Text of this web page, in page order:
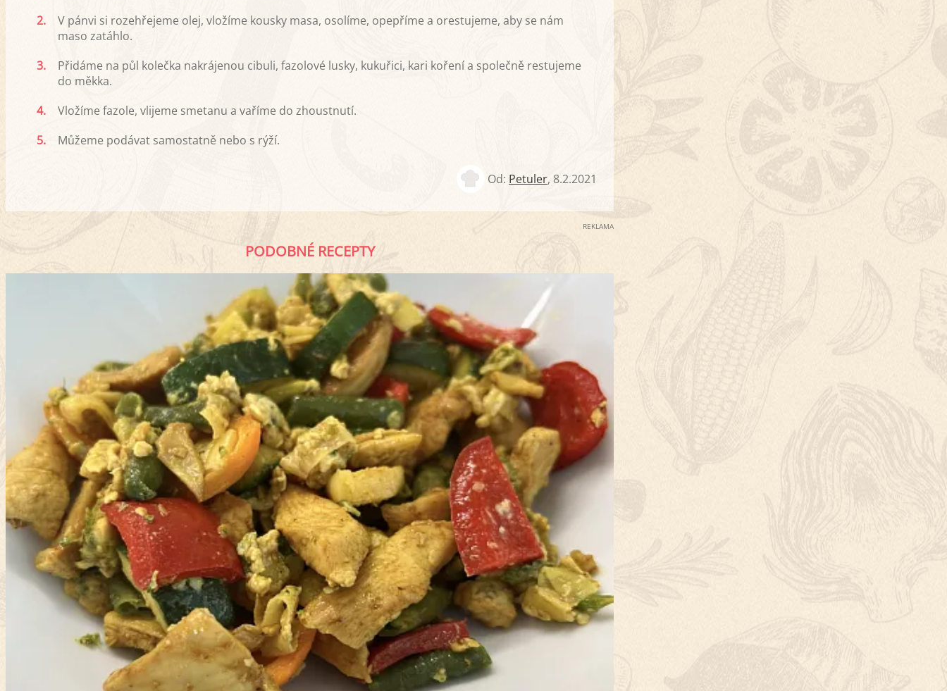
2.
V pánvi si rozehřejeme olej, vložíme kousky masa, osolíme, opepříme a orestujeme, aby se nám
maso zatáhlo.
3.
Přidáme na půl kolečka nakrájenou cibuli, fazolové lusky, kukuřici, kari koření a společně restujeme
do měkka.
4.
Vložíme fazole, vlijeme smetanu a vaříme do zhoustnutí.
5.
Můžeme podávat samostatně nebo s rýží.
Od: Petuler,8.2.2021
REKLAMA
PODOBNÉ RECEPTY